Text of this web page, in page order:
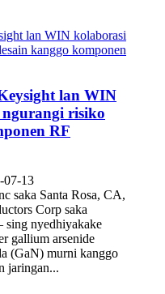
lan WIN
risiko
RF
07-13
saka Santa Rosa, CA,
Corp saka
nyedhiyakake
gallium arsenide
(GaN) murni kanggo
jaringan...